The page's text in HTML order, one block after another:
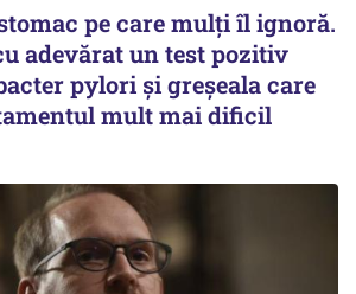
pe care mulți îl ignoră.
adevărat un test pozitiv
pylori și greșeala care
mult mai dificil